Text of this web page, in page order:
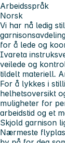
Arbeidsspråk
Norsk
Vi har nå ledig
for å lede og
Ivareta
veilede og
tildelt materiell.
For å lykkes i
helhetsoversikt
muligheter for
arbeidstid og et
Skjold garnison
Nærmeste